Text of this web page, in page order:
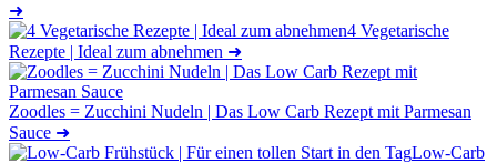
➜
4 Vegetarische
Rezepte | Ideal zum abnehmen ➜
Zoodles = Zucchini Nudeln | Das Low Carb Rezept mit Parmesan
Sauce ➜
Low-Carb